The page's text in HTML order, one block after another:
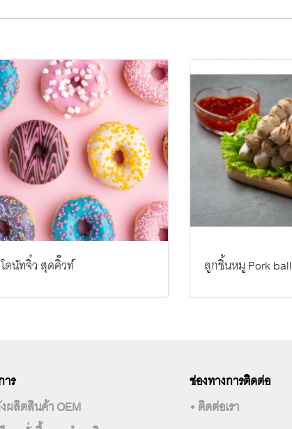
โดนัทจิ๋ว สุดคิ๊วท์ ลูกชิ้นหมู Pork ball
าร
ผลิตสินค้า OEM
ช่องทางการติดต่อ
• ติดต่อเรา